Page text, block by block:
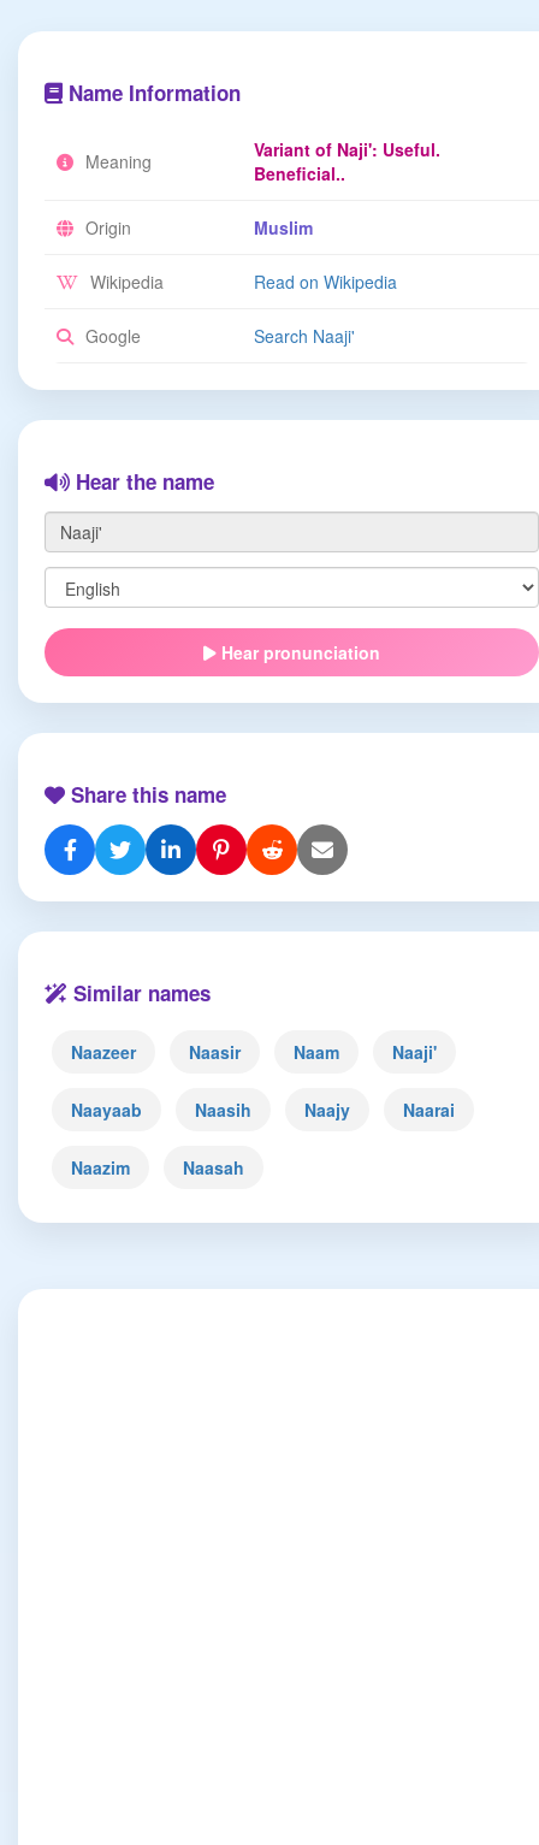
Name Information
Meaning
Variant of Naji': Useful.
Beneficial..
Origin Muslim
Wikipedia Read on Wikipedia
Google Search Naaji'
Hear the name
Hear pronunciation
Share this name
Similar names
Naazeer Naasir Naam Naaji'
Naayaab Naasih Naajy Naarai
Naazim Naasah